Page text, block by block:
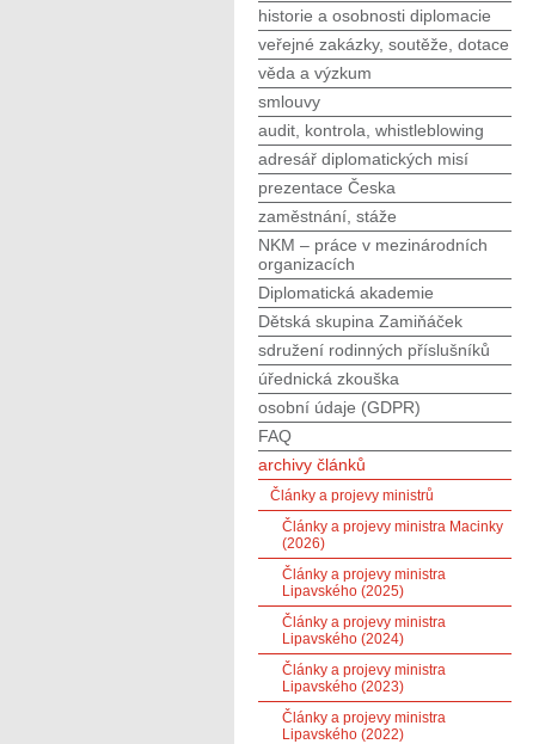
historie a osobnosti diplomacie
veřejné zakázky, soutěže, dotace
věda a výzkum
smlouvy
audit, kontrola, whistleblowing
adresář diplomatických misí
prezentace Česka
zaměstnání, stáže
NKM – práce v mezinárodních
organizacích
Diplomatická akademie
Dětská skupina Zamiňáček
sdružení rodinných příslušníků
úřednická zkouška
osobní údaje (GDPR)
FAQ
archivy článků
Články a projevy ministrů
Články a projevy ministra Macinky
(2026)
Články a projevy ministra
Lipavského (2025)
Články a projevy ministra
Lipavského (2024)
Články a projevy ministra
Lipavského (2023)
Články a projevy ministra
Lipavského (2022)